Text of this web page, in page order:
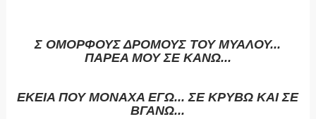
Σ ΟΜΟΡΦΟΥΣ ΔΡΟΜΟΥΣ ΤΟΥ ΜΥΑΛΟΥ...
ΠΑΡΕΑ ΜΟΥ ΣΕ ΚΑΝΩ...
ΕΚΕΙΑ ΠΟΥ ΜΟΝΑΧΑ ΕΓΩ... ΣΕ ΚΡΥΒΩ ΚΑΙ ΣΕ
ΒΓΑΝΩ...